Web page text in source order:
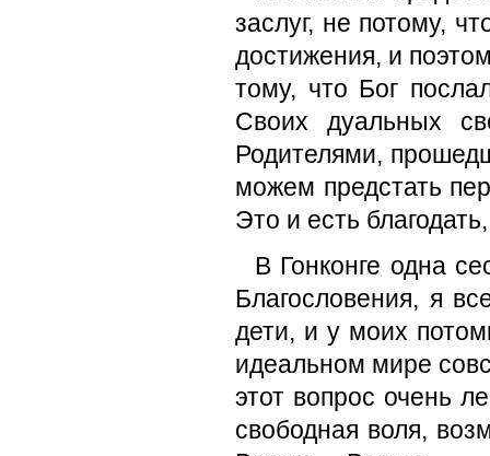
заслуг, не потому,
достижения, и
тому, что Бог
Своих дуальных
Родителями,
можем предстать
Это и есть
В Гонконге одна
Благословения, я
дети, и у моих
идеальном мире
этот вопрос очень
свободная воля,